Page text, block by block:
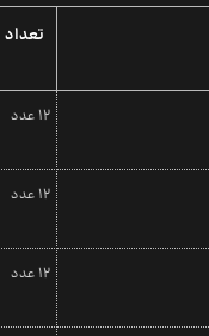
تعداد
12 عدد
12 عدد
12 عدد